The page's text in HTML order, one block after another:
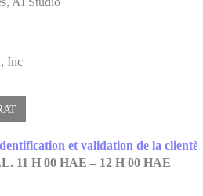
Inc
et validation de la
11 H 00 HAE – 12 H 00 HAE